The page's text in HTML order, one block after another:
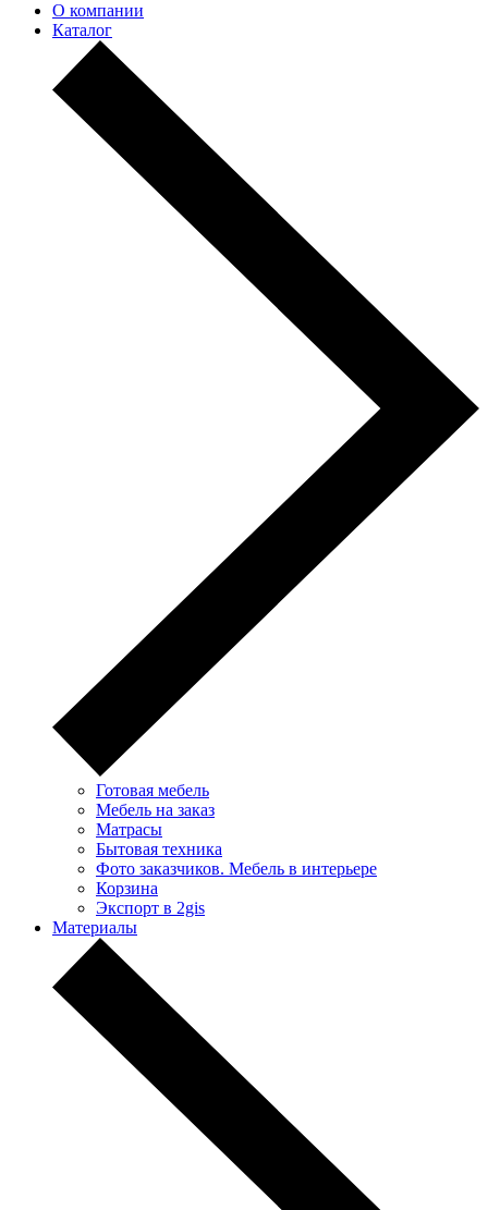
О компании
Каталог
Готовая мебель
Мебель на заказ
Матрасы
Бытовая техника
Фото заказчиков. Мебель в интерьере
Корзина
Экспорт в 2gis
Материалы